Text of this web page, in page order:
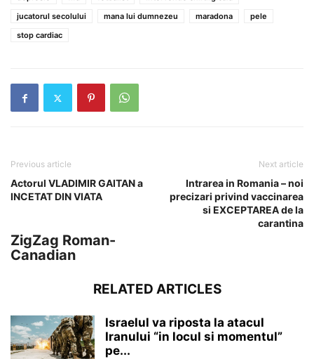
jucatorul secolului
mana lui dumnezeu maradona
pele
stop cardiac
Previous article
Actorul VLADIMIR GAITAN a
INCETAT DIN VIATA
Next article
Intrarea in Romania – noi
precizari privind vaccinarea
si EXCEPTAREA de la
carantina
ZigZag Roman-
Canadian
RELATED ARTICLES
Israelul va riposta la atacul
Iranului “in locul si momentul”
pe...